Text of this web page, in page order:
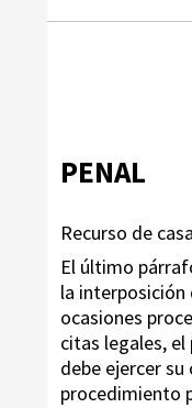
PENAL
Recurso de
El último
la
ocasiones
citas legales,
debe ejercer
procedimiento